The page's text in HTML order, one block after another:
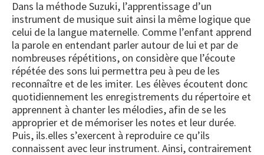
Dans la méthode Suzuki, l’apprentissage d’un
instrument de musique suit ainsi la même logique que
celui de la langue maternelle. Comme l’enfant apprend
la parole en entendant parler autour de lui et par de
nombreuses répétitions, on considère que l’écoute
répétée des sons lui permettra peu à peu de les
reconnaître et de les imiter. Les élèves écoutent donc
quotidiennement les enregistrements du répertoire et
apprennent à chanter les mélodies, afin de se les
approprier et de mémoriser les notes et leur durée.
Puis, ils.elles s’exercent à reproduire ce qu’ils
connaissent avec leur instrument. Ainsi, contrairement